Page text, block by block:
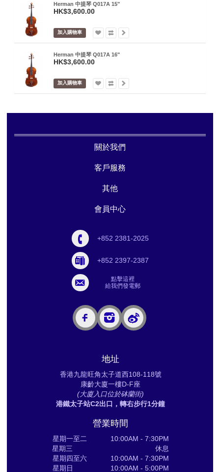
Herman 中提琴 Q017A 15"
HK$3,600.00
加入購物車
Herman 中提琴 Q017A 16"
HK$3,600.00
加入購物車
關於我們
客戶服務
其他
會員中心
+852 2381-2025
+852 2397-2387
點擊這裡
給我們發電郵
地址
香港九龍旺角太子道西108-118號
康齡大廈一樓D-F座
(大廈入口位於砵蘭街)
港鐵太子站C2出口，轉右步行1分鐘
營業時間
星期一至二 10:00AM - 7:30PM
星期三 休息
星期四至六 10:00AM - 7:30PM
星期日 10:00AM - 5:00PM